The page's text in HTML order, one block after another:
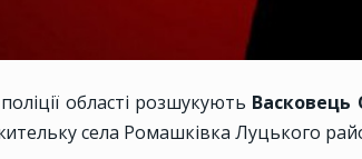
області розшукують Васковець
села Ромашківка Луцького